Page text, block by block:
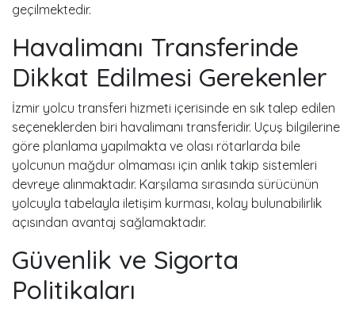
geçilmektedir.
Havalimanı Transferinde
Dikkat Edilmesi Gerekenler
İzmir yolcu transferi hizmeti içerisinde en sık talep edilen
seçeneklerden biri havalimanı transferidir. Uçuş bilgilerine
göre planlama yapılmakta ve olası rötarlarda bile
yolcunun mağdur olmaması için anlık takip sistemleri
devreye alınmaktadır. Karşılama sırasında sürücünün
yolcuyla tabelayla iletişim kurması, kolay bulunabilirlik
açısından avantaj sağlamaktadır.
Güvenlik ve Sigorta
Politikaları